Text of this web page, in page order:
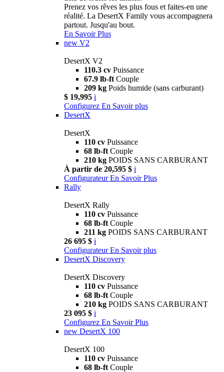
Prenez vos rêves les plus fous et faites-en une
réalité. La DesertX Family vous accompagnera
partout. Jusqu'au bout.
En Savoir Plus
new V2
DesertX V2
110.3 cv Puissance
67.9 lb-ft Couple
209 kg Poids humide (sans carburant)
$ 19,995 i
Configurez En Savoir plus
DesertX
DesertX
110 cv Puissance
68 lb-ft Couple
210 kg POIDS SANS CARBURANT
À partir de 20,595 $ i
Configurateur En Savoir Plus
Rally
DesertX Rally
110 cv Puissance
68 lb-ft Couple
211 kg POIDS SANS CARBURANT
26 695 $ i
Configurateur En Savoir plus
DesertX Discovery
DesertX Discovery
110 cv Puissance
68 lb-ft Couple
210 kg POIDS SANS CARBURANT
23 095 $ i
Configurez En Savoir Plus
new DesertX 100
DesertX 100
110 cv Puissance
68 lb-ft Couple